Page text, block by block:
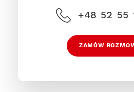
+48 52 55
ZAMÓW